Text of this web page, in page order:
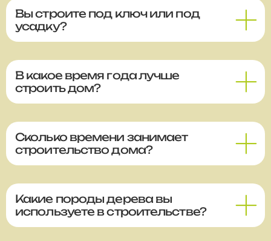
Вы строите под ключ или под
усадку?
В какое время года лучше
строить дом?
Сколько времени занимает
строительство дома?
Какие породы дерева вы
используете в строительстве?